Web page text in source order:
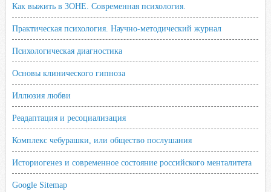
Как выжить в ЗОНЕ. Современная психология.
Практическая психология. Научно-методический журнал
Психологическая диагностика
Основы клинического гипноза
Иллюзия любви
Реадаптация и ресоциализация
Комплекс чебурашки, или общество послушания
Историогенез и современное состояние российского менталитета
Google Sitemap